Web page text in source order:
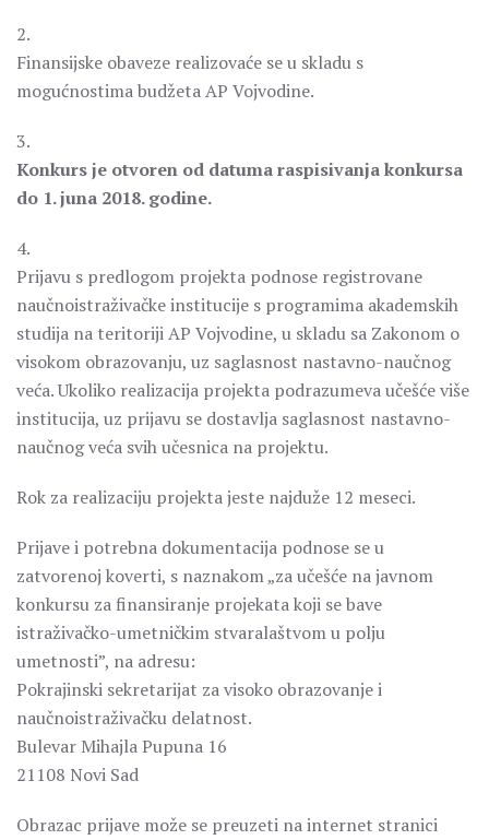
2.
Finansijske obaveze realizovaće se u skladu s
mogućnostima budžeta AP Vojvodine.
3.
Konkurs je otvoren od datuma raspisivanja konkursa
do 1. juna 2018. godine.
4.
Prijavu s predlogom projekta podnose registrovane
naučnoistraživačke institucije s programima akademskih
studija na teritoriji AP Vojvodine, u skladu sa Zakonom o
visokom obrazovanju, uz saglasnost nastavno-naučnog
veća. Ukoliko realizacija projekta podrazumeva učešće više
institucija, uz prijavu se dostavlja saglasnost nastavno-
naučnog veća svih učesnica na projektu.
Rok za realizaciju projekta jeste najduže 12 meseci.
Prijave i potrebna dokumentacija podnose se u
zatvorenoj koverti, s naznakom „za učešće na javnom
konkursu za finansiranje projekata koji se bave
istraživačko-umetničkim stvaralaštvom u polju
umetnosti”, na adresu:
Pokrajinski sekretarijat za visoko obrazovanje i
naučnoistraživačku delatnost.
Bulevar Mihajla Pupuna 16
21108 Novi Sad
Obrazac prijave može se preuzeti na internet stranici